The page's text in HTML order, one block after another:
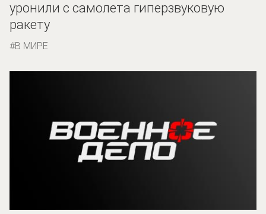
уронили с самолета гиперзвуковую
ракету
В МИРЕ